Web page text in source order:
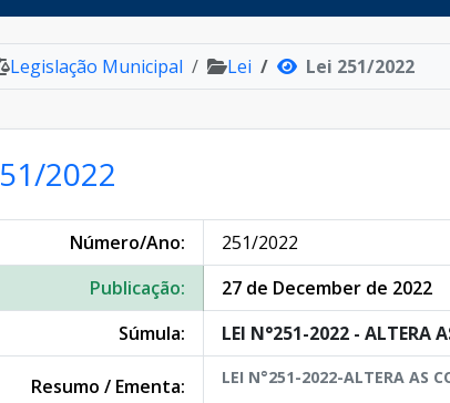
Legislação Municipal Lei Lei 251/2022
2022
Número/Ano:
251/2022
Publicação:
27 de December de 2022
Súmula:
LEI N°251-2022 - ALTERA
Resumo / Ementa: LEI N°251-2022-ALTERA AS